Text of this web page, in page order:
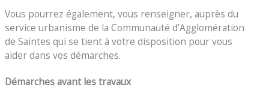
Vous pourrez également, vous renseigner, auprès du
service urbanisme de la Communauté d’Agglomération
de Saintes qui se tient à votre disposition pour vous
aider dans vos démarches.
Démarches avant les travaux